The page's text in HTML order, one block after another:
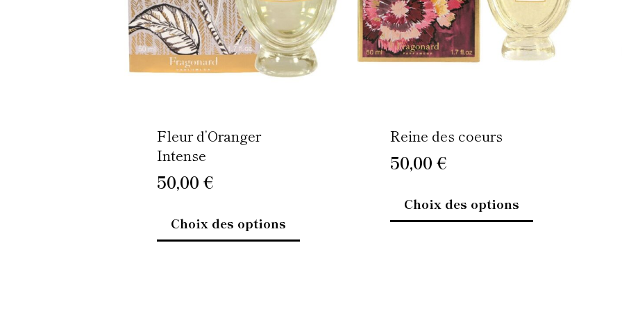
Fleur d’Oranger
Intense
50,00€
Choix des options
peuvent
être
choisies
sur
Reine des coeurs
50,00 €
Choix des options
peuvent
être
choisies